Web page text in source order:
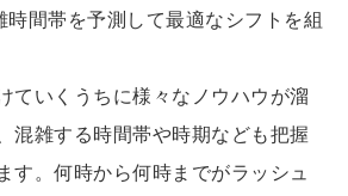
間帯を予測して最適なシフトを組
ていくうちに様々なノウハウが溜
混雑する時間帯や時期なども把握
す。何時から何時までがラッシュ